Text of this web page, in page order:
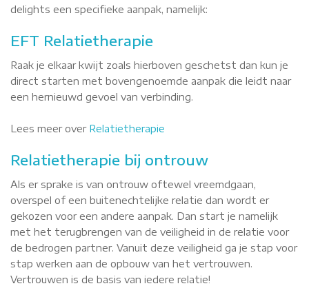
delights een specifieke aanpak, namelijk:
EFT Relatietherapie
Raak je elkaar kwijt zoals hierboven geschetst dan kun je
direct starten met bovengenoemde aanpak die leidt naar
een hernieuwd gevoel van verbinding.
Lees meer over Relatietherapie
Relatietherapie bij ontrouw
Als er sprake is van ontrouw oftewel vreemdgaan,
overspel of een buitenechtelijke relatie dan wordt er
gekozen voor een andere aanpak. Dan start je namelijk
met het terugbrengen van de veiligheid in de relatie voor
de bedrogen partner. Vanuit deze veiligheid ga je stap voor
stap werken aan de opbouw van het vertrouwen.
Vertrouwen is de basis van iedere relatie!